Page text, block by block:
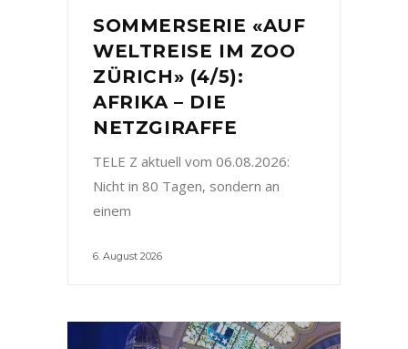
SOMMERSERIE «AUF
WELTREISE IM ZOO
ZÜRICH» (4/5):
AFRIKA – DIE
NETZGIRAFFE
TELE Z aktuell vom 06.08.2026:
Nicht in 80 Tagen, sondern an
einem
6. August 2026